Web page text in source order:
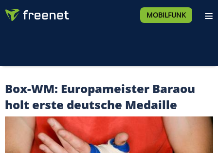
MOBILFUNK
Box-WM: Europameister Baraou
holt erste deutsche Medaille